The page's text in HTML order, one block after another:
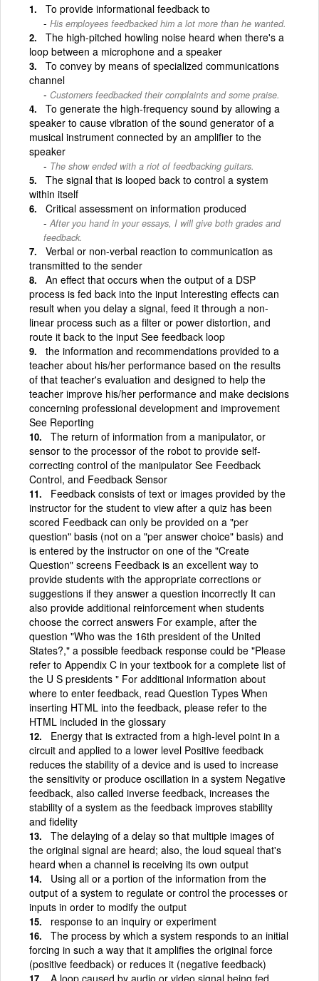
To provide informational feedback to
His employees feedbacked him a lot more than he wanted.
The high-pitched howling noise heard when there's a
loop between a microphone and a speaker
To convey by means of specialized communications
channel
Customers feedbacked their complaints and some praise.
To generate the high-frequency sound by allowing a
speaker to cause vibration of the sound generator of a
musical instrument connected by an amplifier to the
speaker
The show ended with a riot of feedbacking guitars.
The signal that is looped back to control a system
within itself
Critical assessment on information produced
After you hand in your essays, I will give both grades and
feedback.
Verbal or non-verbal reaction to communication as
transmitted to the sender
An effect that occurs when the output of a DSP
process is fed back into the input Interesting effects can
result when you delay a signal, feed it through a non-
linear process such as a filter or power distortion, and
route it back to the input See feedback loop
the information and recommendations provided to a
teacher about his/her performance based on the results
of that teacher's evaluation and designed to help the
teacher improve his/her performance and make decisions
concerning professional development and improvement
See Reporting
The return of information from a manipulator, or
sensor to the processor of the robot to provide self-
correcting control of the manipulator See Feedback
Control, and Feedback Sensor
Feedback consists of text or images provided by the
instructor for the student to view after a quiz has been
scored Feedback can only be provided on a "per
question" basis (not on a "per answer choice" basis) and
is entered by the instructor on one of the "Create
Question" screens Feedback is an excellent way to
provide students with the appropriate corrections or
suggestions if they answer a question incorrectly It can
also provide additional reinforcement when students
choose the correct answers For example, after the
question "Who was the 16th president of the United
States?," a possible feedback response could be "Please
refer to Appendix C in your textbook for a complete list of
the U S presidents " For additional information about
where to enter feedback, read Question Types When
inserting HTML into the feedback, please refer to the
HTML included in the glossary
Energy that is extracted from a high-level point in a
circuit and applied to a lower level Positive feedback
reduces the stability of a device and is used to increase
the sensitivity or produce oscillation in a system Negative
feedback, also called inverse feedback, increases the
stability of a system as the feedback improves stability
and fidelity
The delaying of a delay so that multiple images of
the original signal are heard; also, the loud squeal that's
heard when a channel is receiving its own output
Using all or a portion of the information from the
output of a system to regulate or control the processes or
inputs in order to modify the output
response to an inquiry or experiment
The process by which a system responds to an initial
forcing in such a way that it amplifies the original force
(positive feedback) or reduces it (negative feedback)
A loop caused by audio or video signal being fed